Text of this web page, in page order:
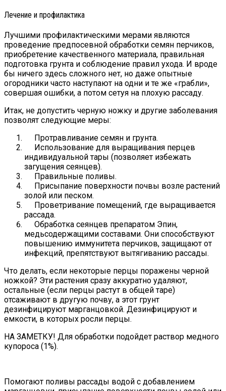
Лечение и профилактика
Лучшими профилактическими мерами являются
проведение предпосевной обработки семян перчиков,
приобретение качественного материала, правильная
подготовка грунта и соблюдение правил ухода. И вроде
бы ничего здесь сложного нет, но даже опытные
огородники часто наступают на одни и те же «грабли»,
совершая ошибки, а потом сетуя на плохую рассаду.
Итак, не допустить черную ножку и другие заболевания
позволят следующие меры:
Протравливание семян и грунта.
Использование для выращивания перцев
индивидуальной тары (позволяет избежать
загущения сеянцев).
Правильные поливы.
Присыпание поверхности почвы возле растений
золой или песком.
Проветривание помещений, где выращивается
рассада.
Обработка сеянцев препаратом Эпин,
медьсодержащими составами. Они способствуют
повышению иммунитета перчиков, защищают от
инфекций, препятствуют вытягиванию рассады.
Что делать, если некоторые перцы поражены черной
ножкой? Эти растения сразу аккуратно удаляют,
остальные (если перцы растут в общей таре)
отсаживают в другую почву, а этот грунт
дезинфицируют марганцовкой. Дезинфицируют и
емкости, в которых росли перцы.
НА ЗАМЕТКУ! Для обработки подойдет раствор медного
купороса (1%).
Помогают поливы рассады водой с добавлением